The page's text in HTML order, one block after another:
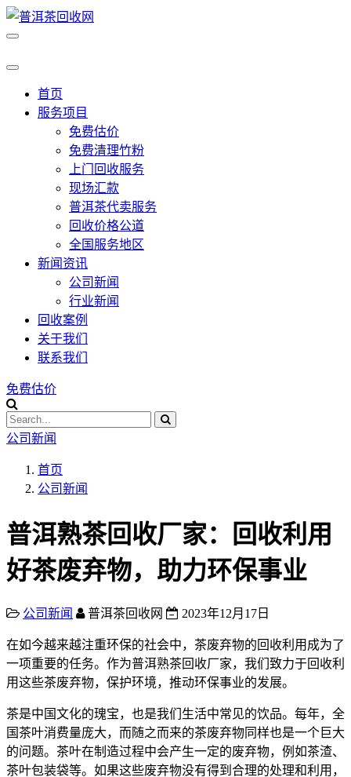
首页
服务项目
免费估价
免费清理竹粉
上门回收服务
现场汇款
普洱茶代卖服务
回收价格公道
全国服务地区
新闻资讯
公司新闻
行业新闻
回收案例
关于我们
联系我们
免费估价
公司新闻
首页
公司新闻
普洱熟茶回收厂家：回收利用
好茶废弃物，助力环保事业
公司新闻 普洱茶回收网 2023年12月17日
在如今越来越注重环保的社会中，茶废弃物的回收利用成为了
一项重要的任务。作为普洱熟茶回收厂家，我们致力于回收利
用这些茶废弃物，保护环境，推动环保事业的发展。
茶是中国文化的瑰宝，也是我们生活中常见的饮品。每年，全
国茶叶消费量庞大，而随之而来的茶废弃物同样也是一个巨大
的问题。茶叶在制造过程中会产生一定的废弃物，例如茶渣、
茶叶包装袋等。如果这些废弃物没有得到合理的处理和利用，